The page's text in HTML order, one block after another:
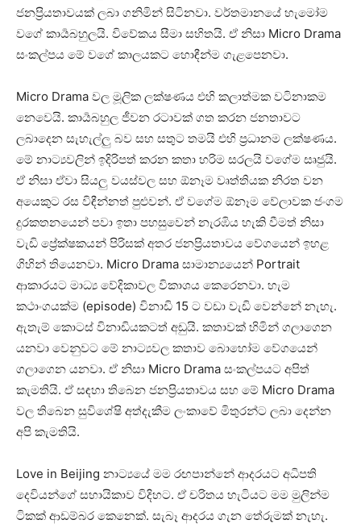
ජනප්‍රියතාවයක් ලබා ගනිමින් සිටිනවා. වර්තමානයේ හැමෝම
වගේ කාර්‍යබහුලයි. විවේකය සීමා සහිතයි. ඒ නිසා Micro Drama
සංකල්පය මේ වගේ කාලයකට හොඳීන්ම ගැළපෙනවා.
Micro Drama වල මූලික ලක්ෂණය එහි කලාත්මක වටිනාකම
නෙවෙයි. කාර්‍යබහුල ජීවන රටාවක් ගත කරන ජනතාවට
ලබාදෙන සැහැල්ලු බව සහ සතුට තමයි එහි ප්‍රධානම ලක්ෂණය.
මේ නාට්‍යවලින් ඉදිරිපත් කරන කතා හරිම සරලයි වගේම සෘජුයි.
ඒ නිසා ඒවා සියලු වයස්වල සහ ඕනෑම වෘත්තියක නිරත වන
අයෙකුට රස විඳීන්නත් පුළුවන්. ඒ වගේම ඕනෑම වේලාවක ජංගම
දුරකතනයෙන් පවා ඉතා පහසුවෙන් නැරඹිය හැකි වීමත් නිසා
වැඩි ප්‍රේක්ෂකයන් පිරිසක් අතර ජනප්‍රියතාවය වේගයෙන් ඉහළ
ගිහින් තියෙනවා. Micro Drama සාමාන්‍යයෙන් Portrait
ආකාරයට මාධ්‍ය වේදිකාවල විකාශය කෙරෙනවා. හැම
කථාංගයක්ම (episode) විනාඩි 15 ට වඩා වැඩි වෙන්නේ නැහැ.
ඇතැම් කොටස් විනාඩියකටත් අඩුයි. කතාවක් හිමින් ගලාගෙන
යනවා වෙනුවට මේ නාට්‍යවල කතාව බොහෝම වේගයෙන්
ගලාගෙන යනවා. ඒ නිසා Micro Drama සංකල්පයට අපිත්
කැමතියි. ඒ සඳහා තිබෙන ජනප්‍රියතාවය සහ මේ Micro Drama
වල තිබෙන සුවිශේෂි අත්දැකීම ලංකාවේ මිතුරන්ට ලබා දෙන්න
අපි කැමතියි.
Love in Beijing නාට්‍යයේ මම රඟපාන්නේ ආදරයට අධිපති
දෙවියන්ගේ සහායිකාව විදිහට. ඒ චරිතය හැටියට මම මුලින්ම
ටිකක් ආඩම්බර කෙනෙක්. සැබෑ ආදරය ගැන තේරුමක් නැහැ.